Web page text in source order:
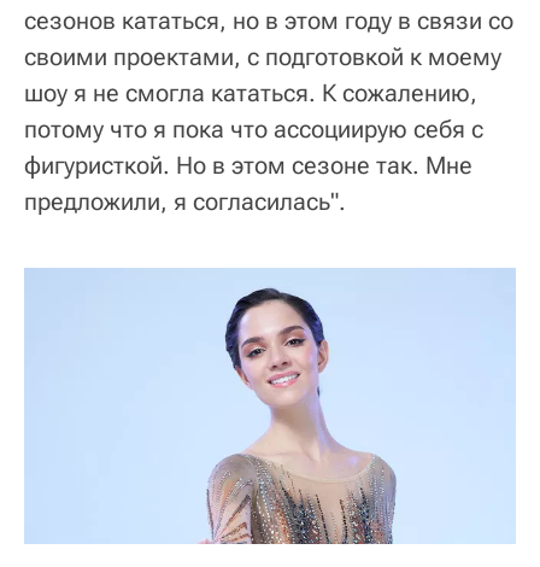
сезонов кататься, но в этом году в связи со
своими проектами, с подготовкой к моему
шоу я не смогла кататься. К сожалению,
потому что я пока что ассоциирую себя с
фигуристкой. Но в этом сезоне так. Мне
предложили, я согласилась".